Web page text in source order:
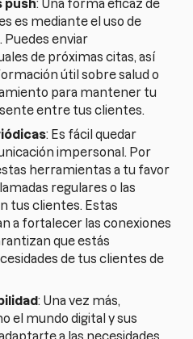
push: Una forma eficaz de
es mediante el uso de
Puedes enviar
de próximas citas, así
útil sobre salud o
para mantener tu
entre tus clientes.
: Es fácil quedar
impersonal. Por
herramientas a tu favor
regulares o las
tus clientes. Estas
a fortalecer las conexiones
que estás
de tus clientes de
: Una vez más,
el mundo digital y sus
a las necesidades